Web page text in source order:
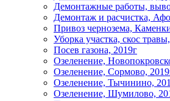
Демонтажные работы,
Демонтаж и расчистка,
Привоз чернозема,
Уборка участка, скос
Посев газона, 2019г
Озеленение,
Озеленение, Сормово,
Озеленение, Тычинино,
Озеленение, Шумилово,